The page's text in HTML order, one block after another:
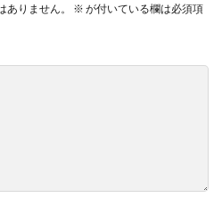
りません。 ※ が付いている欄は必須項